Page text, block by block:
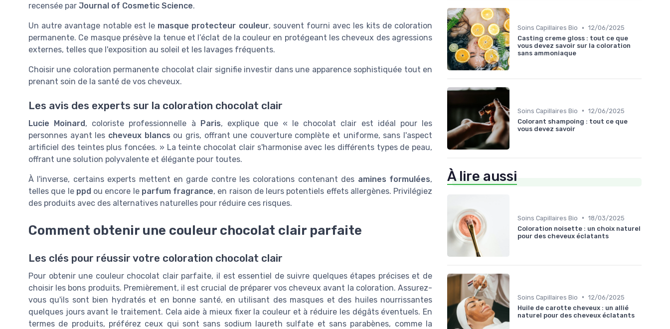
recensée par Journal of Cosmetic Science.
Un autre avantage notable est le masque protecteur couleur, souvent fourni avec les kits de coloration
permanente. Ce masque présève la tenue et l’éclat de la couleur en protégeant les cheveux des agressions
externes, telles que l'exposition au soleil et les lavages fréquents.
Choisir une coloration permanente chocolat clair signifie investir dans une apparence sophistiquée tout en
prenant soin de la santé de vos cheveux.
Les avis des experts sur la coloration chocolat clair
Lucie Moinard , coloriste professionnelle à Paris, explique que « le chocolat clair est idéal pour les
personnes ayant les cheveux blancs ou gris, offrant une couverture complète et uniforme, sans l'aspect
artificiel des teintes plus foncées. » La teinte chocolat clair s'harmonise avec les différents types de peau,
offrant une solution polyvalente et élégante pour toutes.
À l'inverse, certains experts mettent en garde contre les colorations contenant des amines formulées,
telles que le ppd ou encore le parfum fragrance, en raison de leurs potentiels effets allergènes. Privilégiez
des produits avec des alternatives naturelles pour réduire ces risques.
Comment obtenir une couleur chocolat clair parfaite
Les clés pour réussir votre coloration chocolat clair
Pour obtenir une couleur chocolat clair parfaite, il est essentiel de suivre quelques étapes précises et de
choisir les bons produits. Premièrement, il est crucial de préparer vos cheveux avant la coloration. Assurez-
vous qu'ils sont bien hydratés et en bonne santé, en utilisant des masques et des huiles nourrissantes
quelques jours avant le traitement. Cela aide à mieux fixer la couleur et à réduire les dégâts éventuels. En
termes de produits, préférez ceux qui sont sans sodium laureth sulfate et sans parabènes, comme la
Soins Capillaires Bio • 12/06/2025
Casting creme gloss : tout ce que
vous devez savoir sur la coloration
sans ammoniaque
Soins Capillaires Bio • 12/06/2025
Colorant shampoing : tout ce que
vous devez savoir
À lire aussi
Soins Capillaires Bio • 18/03/2025
Coloration noisette : un choix naturel
pour des cheveux éclatants
Soins Capillaires Bio • 12/06/2025
Huile de carotte cheveux : un allié
naturel pour des cheveux éclatants